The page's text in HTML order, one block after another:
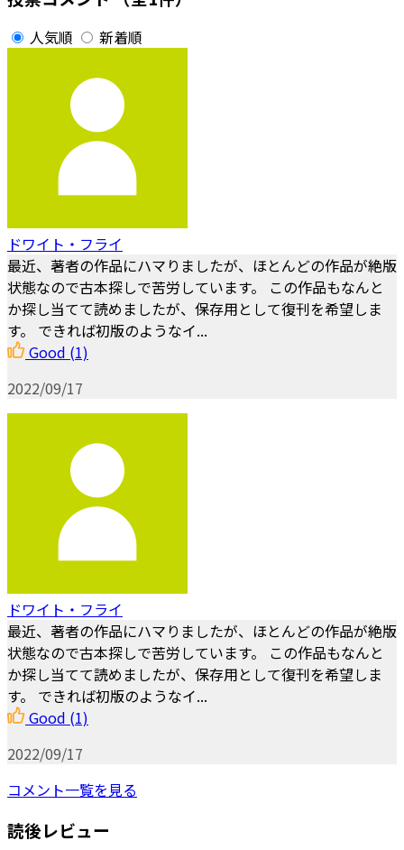
人気順 新着順
ドワイト・フライ
最近、著者の作品にハマりましたが、ほとんどの作品が絶版
状態なので古本探しで苦労しています。 この作品もなんと
か探し当てて読めましたが、保存用として復刊を希望しま
す。 できれば初版のようなイ...
Good (1)
2022/09/17
ドワイト・フライ
最近、著者の作品にハマりましたが、ほとんどの作品が絶版
状態なので古本探しで苦労しています。 この作品もなんと
か探し当てて読めましたが、保存用として復刊を希望しま
す。 できれば初版のようなイ...
Good (1)
2022/09/17
コメント一覧を見る
読後レビュー